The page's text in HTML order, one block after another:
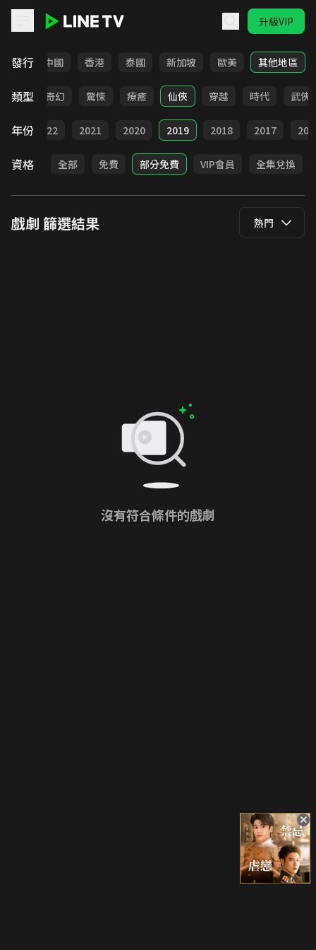
升級VIP
發行
韓國 中國 香港 泰國 新加坡 歐美 其他地區
類型
BL 奇幻 驚悚 療癒 仙俠 穿越 時代 武俠
年份 2022 2021 2020 2019 2018 2017
資格 全部 免費 部分免費 VIP會員 全集兌換
戲劇 篩選結果 熱門
沒有符合條件的戲劇